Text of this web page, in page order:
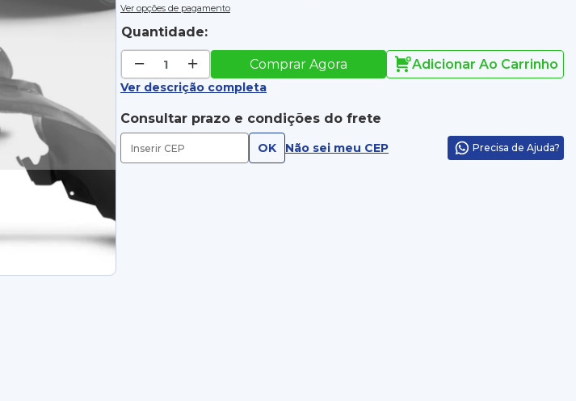
Ver opções de pagamento
Quantidade:
Comprar Agora Adicionar Ao Carrinho
Ver descrição completa
Consultar prazo e condições do frete
OK Não sei meu CEP Precisa de Ajuda?